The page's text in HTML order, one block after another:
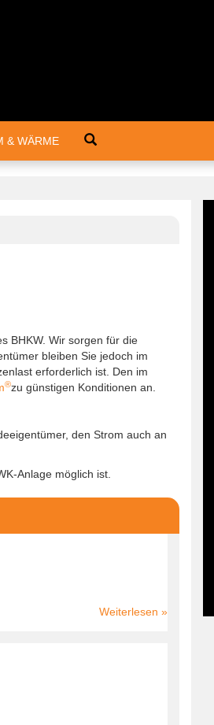
& WÄRME Suche
BHKW. Wir sorgen für die
bleiben Sie jedoch im
erforderlich ist. Den im
®zu günstigen Konditionen an.
den Strom auch an
Anlage möglich ist.
Weiterlesen über